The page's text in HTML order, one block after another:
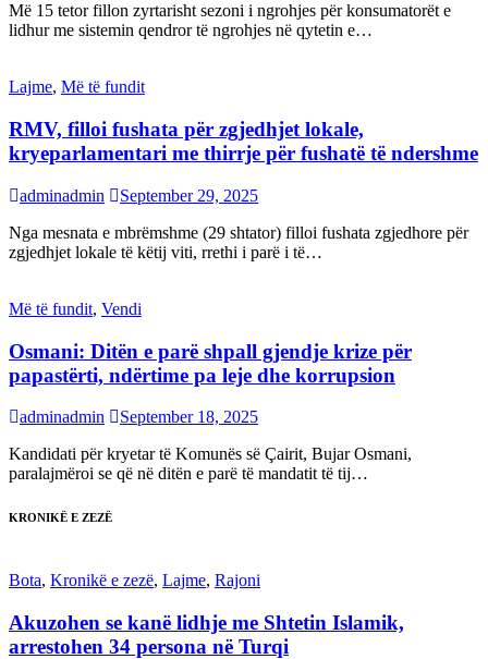
Më 15 tetor fillon zyrtarisht sezoni i ngrohjes për konsumatorët e
lidhur me sistemin qendror të ngrohjes në qytetin e…
Lajme, Më të fundit
RMV, filloi fushata për zgjedhjet lokale,
kryeparlamentari me thirrje për fushatë të ndershme
adminadmin
September 29, 2025
Nga mesnata e mbrëmshme (29 shtator) filloi fushata zgjedhore për
zgjedhjet lokale të këtij viti, rrethi i parë i të…
Më të fundit, Vendi
Osmani: Ditën e parë shpall gjendje krize për
papastërti, ndërtime pa leje dhe korrupsion
adminadmin
September 18, 2025
Kandidati për kryetar të Komunës së Çairit, Bujar Osmani,
paralajmëroi se që në ditën e parë të mandatit të tij…
KRONIKË E ZEZË
Bota, Kronikë e zezë, Lajme, Rajoni
Akuzohen se kanë lidhje me Shtetin Islamik,
arrestohen 34 persona në Turqi